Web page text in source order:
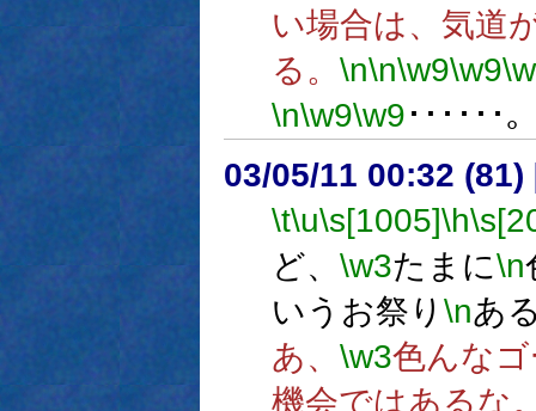
い場合は、気道
る。 \n\n\w9\w9
\n\w9\w9･･････
03/05/11 00:32 (81)
\t\u\s[1005]\h
ど、 \w3たまに\n
いうお祭り \nあ
あ、 \w3色んな
機会ではあるな